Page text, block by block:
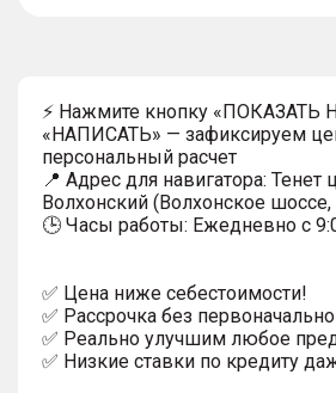
⚡ Нажмите кнопку «ПОКАЗАТЬ
«НАПИСАТЬ» — зафиксируем
персональный расчет
📍 Адрес для навигатора: Тенет
Волхонский (Волхонское шоссе,
🕒 Часы работы: Ежедневно с
✅ Цена ниже себестоимости!
✅ Рассрочка без
✅ Реально улучшим любое
✅ Низкие ставки по кредиту